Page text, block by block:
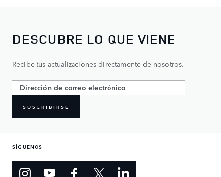
DESCUBRE LO QUE VIENE
Recibe tus actualizaciones directamente de nosotros.
SUSCRIBIRSE
SÍGUENOS